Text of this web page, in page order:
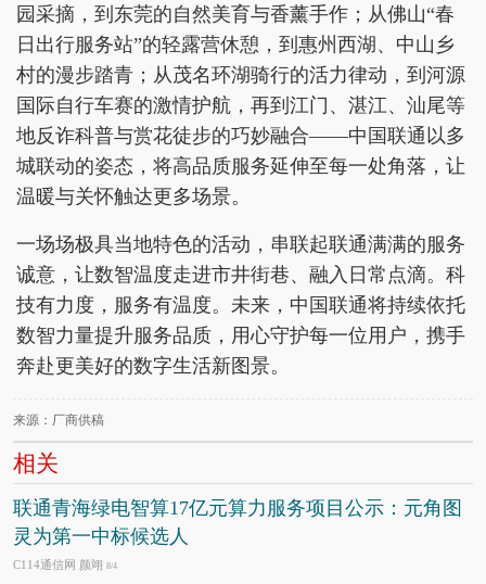
园采摘，到东莞的自然美育与香薰手作；从佛山“春
日出行服务站”的轻露营休憩，到惠州西湖、中山乡
村的漫步踏青；从茂名环湖骑行的活力律动，到河源
国际自行车赛的激情护航，再到江门、湛江、汕尾等
地反诈科普与赏花徒步的巧妙融合——中国联通以多
城联动的姿态，将高品质服务延伸至每一处角落，让
温暖与关怀触达更多场景。
一场场极具当地特色的活动，串联起联通满满的服务
诚意，让数智温度走进市井街巷、融入日常点滴。科
技有力度，服务有温度。未来，中国联通将持续依托
数智力量提升服务品质，用心守护每一位用户，携手
奔赴更美好的数字生活新图景。
来源：厂商供稿
相关
联通青海绿电智算17亿元算力服务项目公示：元角图
灵为第一中标候选人
C114通信网 颜翊 8/4